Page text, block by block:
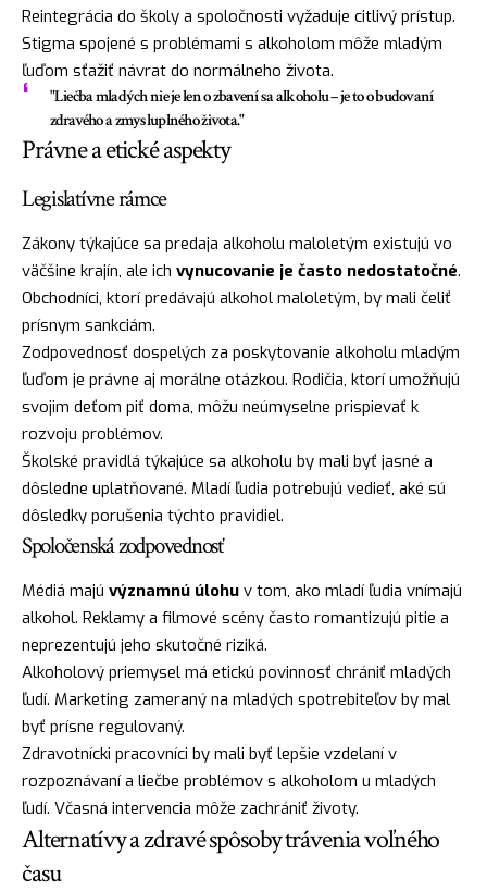
Reintegrácia do školy a spoločnosti vyžaduje citlivý prístup.
Stigma spojené s problémami s alkoholom môže mladým
ľuďom sťažiť návrat do normálneho života.
"Liečba mladých nie je len o zbavení sa alkoholu – je to o budovaní
zdravého a zmysluplného života."
Právne a etické aspekty
Legislatívne rámce
Zákony týkajúce sa predaja alkoholu maloletým existujú vo
väčšine krajín, ale ich vynucovanie je často nedostatočné.
Obchodníci, ktorí predávajú alkohol maloletým, by mali čeliť
prísnym sankciám.
Zodpovednosť dospelých za poskytovanie alkoholu mladým
ľuďom je právne aj morálne otázkou. Rodičia, ktorí umožňujú
svojim deťom piť doma, môžu neúmyselne prispievať k
rozvoju problémov.
Školské pravidlá týkajúce sa alkoholu by mali byť jasné a
dôsledne uplatňované. Mladí ľudia potrebujú vedieť, aké sú
dôsledky porušenia týchto pravidiel.
Spoločenská zodpovednosť
Médiá majú významnú úlohu v tom, ako mladí ľudia vnímajú
alkohol. Reklamy a filmové scény často romantizujú pitie a
neprezentujú jeho skutočné riziká.
Alkoholový priemysel má etickú povinnosť chrániť mladých
ľudí. Marketing zameraný na mladých spotrebiteľov by mal
byť prísne regulovaný.
Zdravotnícki pracovníci by mali byť lepšie vzdelaní v
rozpoznávaní a liečbe problémov s alkoholom u mladých
ľudí. Včasná intervencia môže zachrániť životy.
Alternatívy a zdravé spôsoby trávenia voľného
času